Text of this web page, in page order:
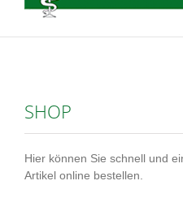
SHOP
Hier können Sie schnell und
Artikel online bestellen.